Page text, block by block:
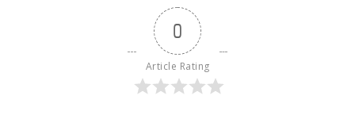
0
Article Rating